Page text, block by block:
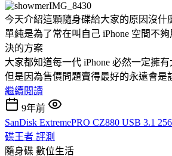
今天介紹這顆隨身碟給大家的原因沒什
單純是為了常在叫自己 iPhone 空間不
決的方案
大家都知道每一代 iPhone 必然一定擁
但是因為售價問題賣得最好的永遠會是
繼續閱讀
9年前
SanDisk ExtremePRO CZ880 USB 3.1
碟王者 評測
隨身碟 數位生活